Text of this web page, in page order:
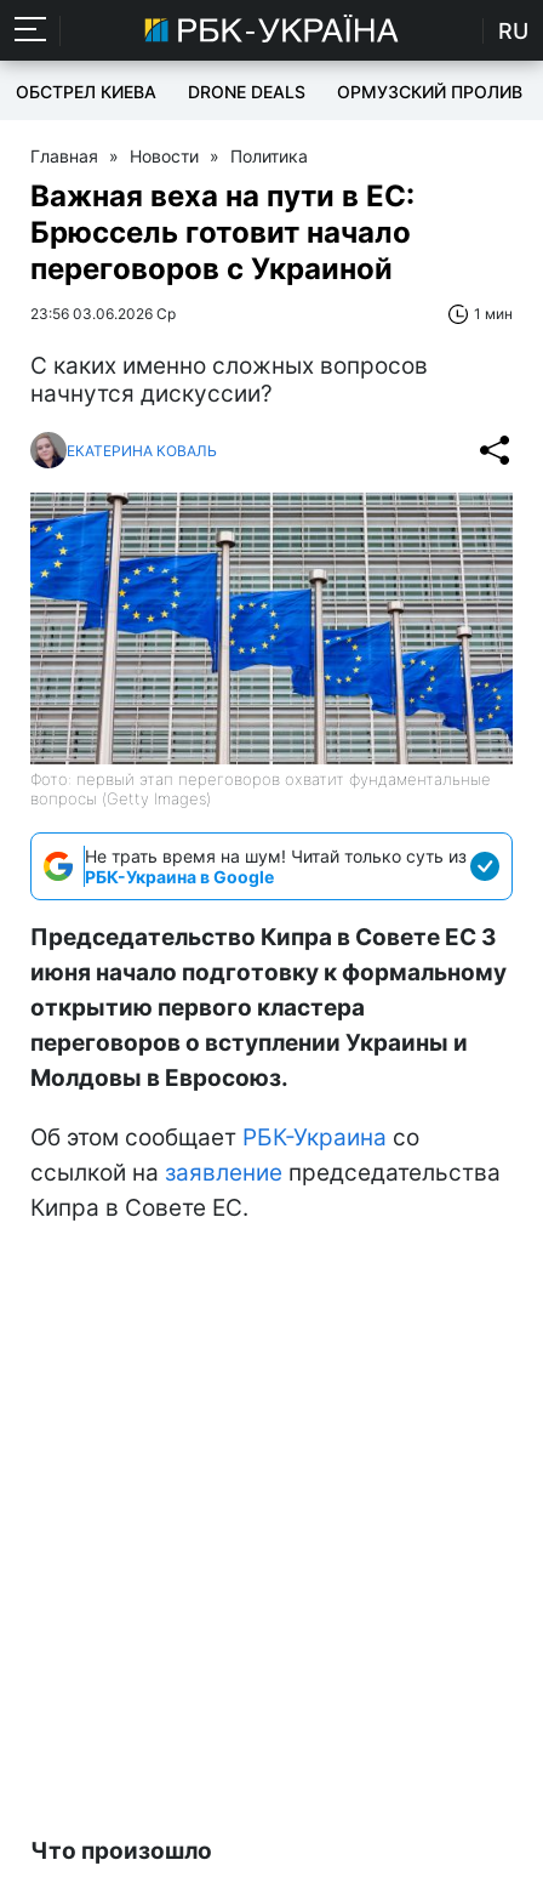
RU
ОБСТРЕЛ КИЕВА DRONE DEALS ОРМУЗСКИЙ ПРОЛИВ
Главная » Новости » Политика
Важная веха на пути в ЕС:
Брюссель готовит начало
переговоров с Украиной
23:56 03.06.2026 Ср 1 мин
С каких именно сложных вопросов
начнутся дискуссии?
ЕКАТЕРИНА КОВАЛЬ
Фото: первый этап переговоров охватит фундаментальные
вопросы (Getty Images)
Не трать время на шум! Читай только суть из
РБК-Украина в Google
Председательство Кипра в Совете ЕС 3
июня начало подготовку к формальному
открытию первого кластера
переговоров о вступлении Украины и
Молдовы в Евросоюз.
Об этом сообщает РБК-Украина со
ссылкой на заявление председательства
Кипра в Совете ЕС.
Что произошло